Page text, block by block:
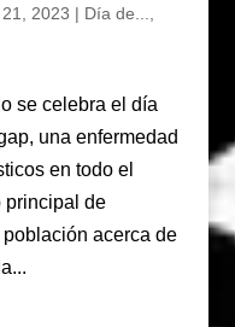
2023 | Día de...
se celebra el día
una enfermedad
en todo el
principal de
acerca de